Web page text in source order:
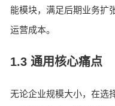
能模块，满足后期业务扩
运营成本。
1.3 通用核心痛点
无论企业规模大小，在选